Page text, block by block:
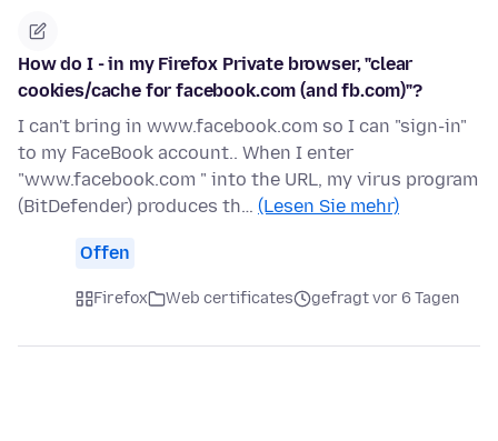
How do I - in my Firefox Private browser, "clear
cookies/cache for facebook.com (and fb.com)"?
I can't bring in www.facebook.com so I can "sign-in"
to my FaceBook account.. When I enter
"www.facebook.com " into the URL, my virus program
(BitDefender) produces th… (Lesen Sie mehr)
Offen
Firefox Web certificates gefragt vor 6 Tagen